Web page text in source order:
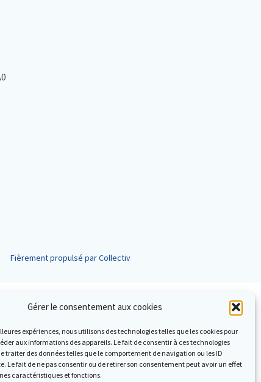
Gérer le consentement aux cookies
expériences, nous utilisons des technologies telles que les cookies pour
aux informations des appareils. Le fait de consentir à ces technologies
traiter des données telles que le comportement de navigation ou les ID
Le fait de ne pas consentir ou de retirer son consentement peut avoir un effet
caractéristiques et fonctions.
Fièrement propulsé par Collectiv